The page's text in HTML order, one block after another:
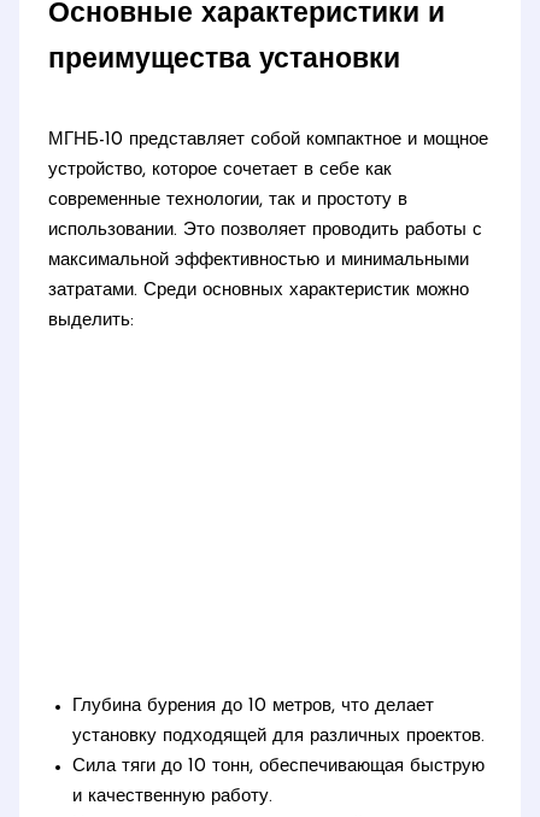
Основные характеристики и
преимущества установки
МГНБ-10 представляет собой компактное и мощное
устройство, которое сочетает в себе как
современные технологии, так и простоту в
использовании. Это позволяет проводить работы с
максимальной эффективностью и минимальными
затратами. Среди основных характеристик можно
выделить:
Глубина бурения до 10 метров, что делает
установку подходящей для различных проектов.
Сила тяги до 10 тонн, обеспечивающая быструю
и качественную работу.